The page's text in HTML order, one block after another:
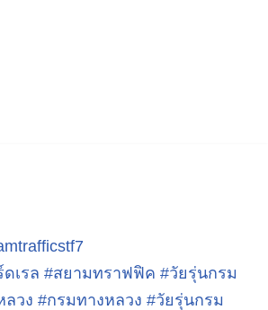
เรล #สยามทราฟฟิค #วัยรุ่นกรม
ลวง #กรมทางหลวง #วัยรุ่นกรม